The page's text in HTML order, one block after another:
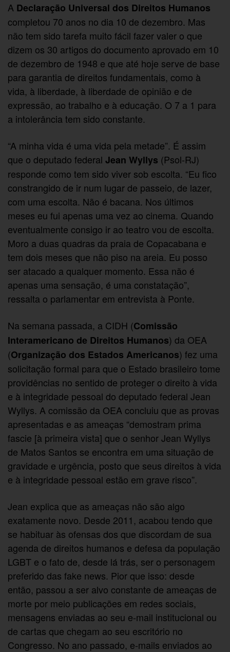
A Declaração Universal dos Direitos Humanos
completou 70 anos no dia 10 de dezembro. Mas
não tem sido tarefa muito fácil fazer valer o que
dizem os 30 artigos do documento aprovado em 10
de dezembro de 1948 e que até hoje serve de base
para garantia de direitos fundamentais, como à
vida, à liberdade, à liberdade de opinião e de
expressão, ao trabalho e à educação. O 7 a 1 para
a intolerância tem sido constante.
“A minha vida é uma vida pela metade”. É assim
que o deputado federalJean Wyllys (Psol-RJ)
responde como tem sido viver sob escolta. “Eu fico
constrangido de ir num lugar de passeio, de lazer,
com uma escolta. Não é bacana. Nos últimos
meses eu fui apenas uma vez ao cinema. Quando
eventualmente consigo ir ao teatro vou de escolta.
Moro a duas quadras da praia de Copacabana e
tem dois meses que não piso na areia. Eu posso
ser atacado a qualquer momento. Essa não é
apenas uma sensação, é uma constatação”,
ressalta o parlamentar em entrevista à Ponte.
Na semana passada, a CIDH (Comissão
Interamericano de Direitos Humanos) da OEA
(Organização dos Estados Americanos) fez uma
solicitação formal para que o Estado brasileiro tome
providências no sentido de proteger o direito à vida
e à integridade pessoal do deputado federal Jean
Wyllys. A comissão da OEA concluiu que as provas
apresentadas e as ameaças “demostram prima
fascie [à primeira vista] que o senhor Jean Wyllys
de Matos Santos se encontra em uma situação de
gravidade e urgência, posto que seus direitos à vida
e à integridade pessoal estão em grave risco”.
Jean explica que as ameaças não são algo
exatamente novo. Desde 2011, acabou tendo que
se habituar às ofensas dos que discordam de sua
agenda de direitos humanos e defesa da população
LGBT e o fato de, desde lá trás, ser o personagem
preferido das fake news. Pior que isso: desde
então, passou a ser alvo constante de ameaças de
morte por meio publicações em redes sociais,
mensagens enviadas ao seu e-mail institucional ou
de cartas que chegam ao seu escritório no
Congresso. No ano passado, e-mails enviados ao